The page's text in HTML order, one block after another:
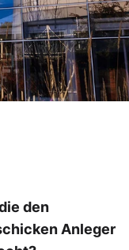
den
Anleger